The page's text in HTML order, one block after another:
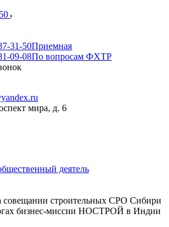
31-50Приемная
09-08По вопросам ФХТР
мира, д. 6
деятель
совещании строительных СРО Сибири
бизнес-миссии НОСТРОЙ в Индии